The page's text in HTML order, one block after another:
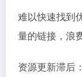
难以快速找到
量的链接，浪
资源更新滞后